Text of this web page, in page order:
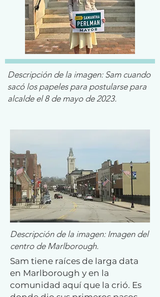
Descripción de la imagen: Sam cuando
sacó los papeles para postularse para
alcalde el 8 de mayo de 2023.
Descripción de la imagen: Imagen del
centro de Marlborough.
Sam tiene raíces de larga data
en Marlborough y en la
comunidad aquí que la crió. Es